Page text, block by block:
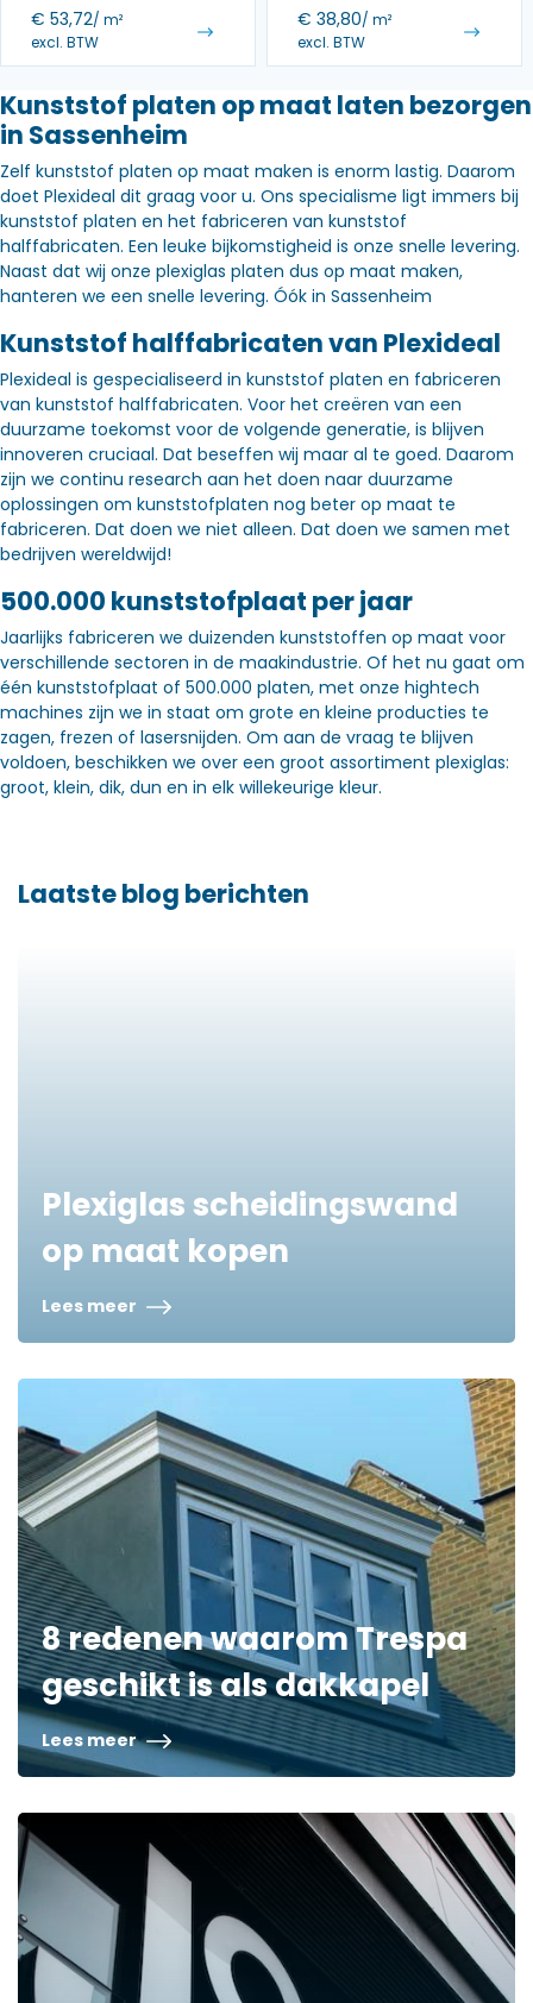
€ 53,72/ m²
excl. BTW
€ 38,80/ m²
excl. BTW
Kunststof platen op maat laten bezorgen
in Sassenheim
Zelf kunststof platen op maat maken is enorm lastig. Daarom
doet Plexideal dit graag voor u. Ons specialisme ligt immers bij
kunststof platen en het fabriceren van kunststof
halffabricaten. Een leuke bijkomstigheid is onze snelle levering.
Naast dat wij onze plexiglas platen dus op maat maken,
hanteren we een snelle levering. Óók in Sassenheim
Kunststof halffabricaten van Plexideal
Plexideal is gespecialiseerd in kunststof platen en fabriceren
van kunststof halffabricaten. Voor het creëren van een
duurzame toekomst voor de volgende generatie, is blijven
innoveren cruciaal. Dat beseffen wij maar al te goed. Daarom
zijn we continu research aan het doen naar duurzame
oplossingen om kunststofplaten nog beter op maat te
fabriceren. Dat doen we niet alleen. Dat doen we samen met
bedrijven wereldwijd!
500.000 kunststofplaat per jaar
Jaarlijks fabriceren we duizenden kunststoffen op maat voor
verschillende sectoren in de maakindustrie. Of het nu gaat om
één kunststofplaat of 500.000 platen, met onze hightech
machines zijn we in staat om grote en kleine producties te
zagen, frezen of lasersnijden. Om aan de vraag te blijven
voldoen, beschikken we over een groot assortiment plexiglas:
groot, klein, dik, dun en in elk willekeurige kleur.
Laatste blog berichten
Plexiglas scheidingswand
op maat kopen
Lees meer
8 redenen waarom Trespa
geschikt is als dakkapel
Lees meer